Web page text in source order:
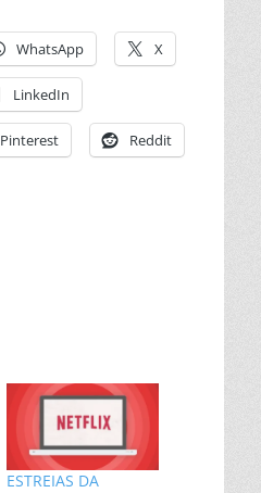
WhatsApp X
LinkedIn
Pinterest Reddit
ESTREIAS DA